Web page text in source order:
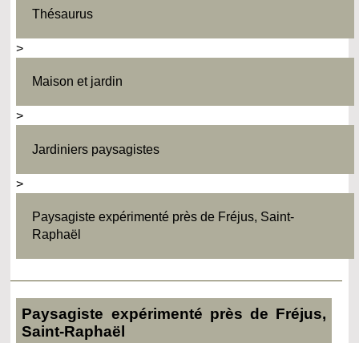
Thésaurus
>
Maison et jardin
>
Jardiniers paysagistes
>
Paysagiste expérimenté près de Fréjus, Saint-
Raphaël
Paysagiste expérimenté près de Fréjus,
Saint-Raphaël